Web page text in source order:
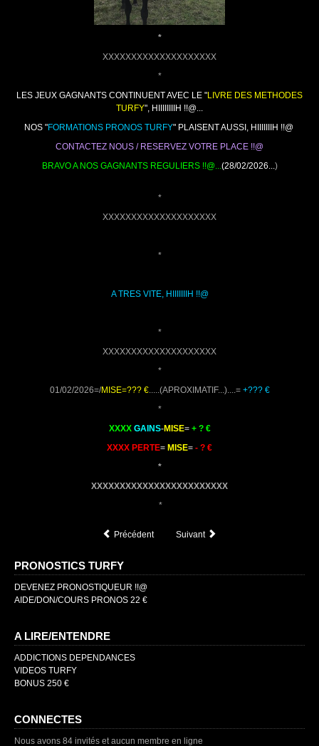
*
XXXXXXXXXXXXXXXXXXXX
*
LES JEUX GAGNANTS CONTINUENT AVEC LE "LIVRE DES METHODES
TURFY", HIIIIIIIIH !!@...
NOS "FORMATIONS PRONOS TURFY" PLAISENT AUSSI, HIIIIIIIH !!@
CONTACTEZ NOUS / RESERVEZ VOTRE PLACE !!@
BRAVO A NOS GAGNANTS REGULIERS !!@... (28/02/2026... )
*
XXXXXXXXXXXXXXXXXXXX
*
A TRES VITE, HIIIIIIIH !!@
*
XXXXXXXXXXXXXXXXXXXX
*
01/02/2026=/MISE=??? €.....(APROXIMATIF...)....= +??? €
*
XXXX GAINS-MISE= + ? €
XXXX PERTE= MISE= - ? €
*
XXXXXXXXXXXXXXXXXXXXXXXX
*
Précédent Suivant
PRONOSTICS TURFY
DEVENEZ PRONOSTIQUEUR !!@
AIDE/DON/COURS PRONOS 22 €
A LIRE/ENTENDRE
ADDICTIONS DEPENDANCES
VIDEOS TURFY
BONUS 250 €
CONNECTES
Nous avons 84 invités et aucun membre en ligne